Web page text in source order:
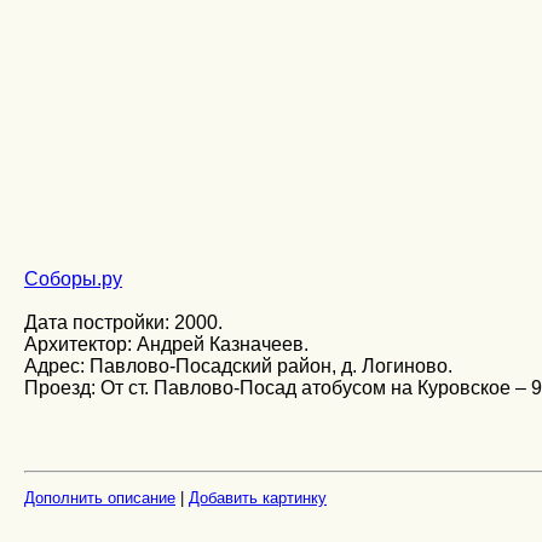
Соборы.ру
Дата постройки: 2000.
Архитектор: Андрей Казначеев.
Адрес: Павлово-Посадский район, д. Логиново.
Проезд: От ст. Павлово-Посад атобусом на Куровское –
Дополнить описание Добавить картинку